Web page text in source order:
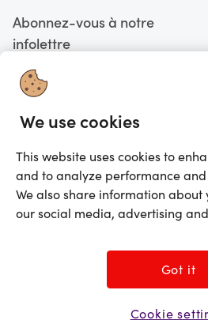
Abonnez-vous à notre
infolettre
©2025 Prezzee Pty Limited ACN 602
We use cookies
This website uses cookies to
and to analyze performance
We also share information about
our social media, advertising
Got it
Cookie